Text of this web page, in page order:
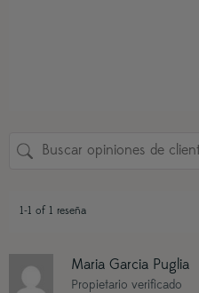
1-1 of 1 reseña
Maria Garcia Puglia
Propietario verificado